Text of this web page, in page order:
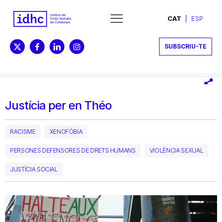
CAT ESP
SUBSCRIU-TE
Justícia per en Théo
RACISME XENOFÒBIA
PERSONES DEFENSORES DE DRETS HUMANS VIOLÈNCIA SEXUAL
JUSTÍCIA SOCIAL